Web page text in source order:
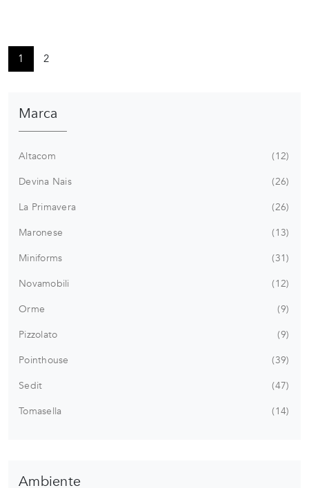
1 2
Marca
Altacom
12
Devina Nais
26
La Primavera
26
Maronese
13
Miniforms
31
Novamobili
12
Orme
9
Pizzolato
9
Pointhouse
39
Sedit
47
Tomasella
14
Ambiente